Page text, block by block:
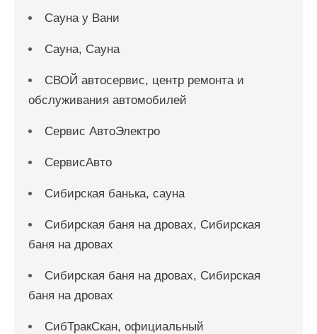
Сауна у Вани
Сауна, Сауна
СВОЙ автосервис, центр ремонта и
обслуживания автомобилей
Сервис АвтоЭлектро
СервисАвто
Сибирская банька, сауна
Сибирская баня на дровах, Сибирская
баня на дровах
Сибирская баня на дровах, Сибирская
баня на дровах
СибТракСкан, официальный